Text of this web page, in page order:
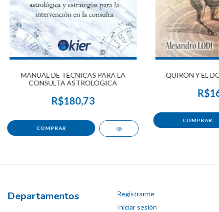
MANUAL DE TÉCNICAS PARA LA
CONSULTA ASTROLÓGICA
R$180,73
QUIRÓN Y EL
Departamentos
Registrarme
Iniciar sesión